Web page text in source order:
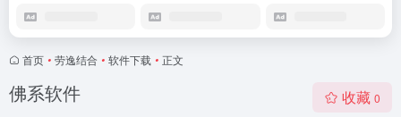
首页 • 劳逸结合 • 软件下载 • 正文
佛系软件 收藏 0